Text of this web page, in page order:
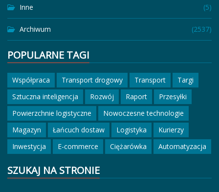
Inne (5)
Archiwum (2537)
POPULARNE TAGI
Współpraca Transport drogowy Transport
Targi
Sztuczna inteligencja
Rozwój Raport
Przesyłki
Powierzchnie logistyczne
Nowoczesne technologie
Magazyn
Łańcuch dostaw Logistyka
Kurierzy
Inwestycja
E-commerce Ciężarówka Automatyzacja
SZUKAJ NA STRONIE